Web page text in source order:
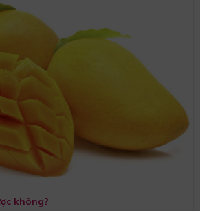
không?